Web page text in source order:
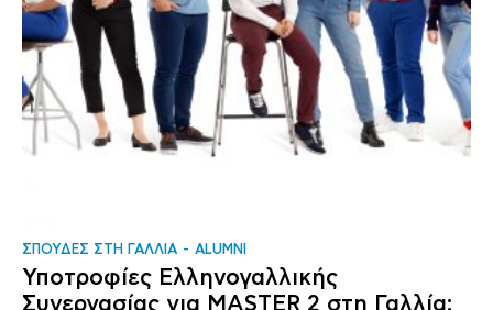
ΣΠΟΥΔΕΣ ΣΤΗ ΓΑΛΛΙΑ ALUMNI
Υποτροφίες Ελληνογαλλικής
Συνεργασίας για MASTER 2 στη Γαλλία: